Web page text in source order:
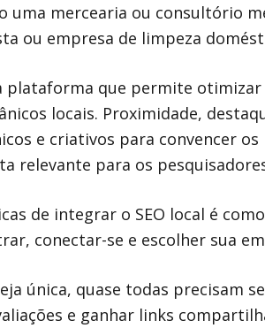
uma mercearia ou consultório
ou empresa de limpeza
plataforma que permite
locais. Proximidade,
e criativos para convencer
relevante para os
de integrar o SEO local é
conectar-se e escolher sua
única, quase todas
e ganhar links